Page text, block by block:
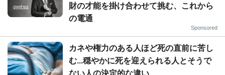
財の才能を掛け合わせて挑む、これから
の電通
Sponsored
カネや権力のある人ほど死の直前に苦し
む...穏やかに死を迎えられる人とそうで
ない人の決定的な違い